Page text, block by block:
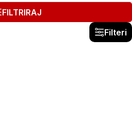
FILTRIRAJ
Filteri